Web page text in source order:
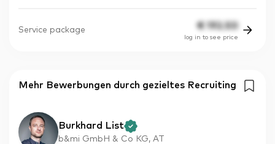
Service package € 192.50
log in to see price
Mehr Bewerbungen durch gezieltes Recruiting
Burkhard List
b&mi GmbH & Co KG, AT